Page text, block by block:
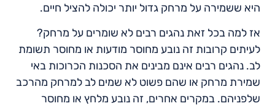
היא ששמירה על מרחק גדול יותר יכולה להציל חיים.
אז למה בכל זאת נהגים רבים לא שומרים על מרחק?
לעיתים קרובות זה נובע מחוסר מודעות או מחוסר תשומת
לב. נהגים רבים אינם מבינים את הסכנות הכרוכות באי
שמירת מרחק או שהם פשוט לא שמים לב למרחק מהרכב
שלפניהם. במקרים אחרים, זה נובע מלחץ או מחוסר